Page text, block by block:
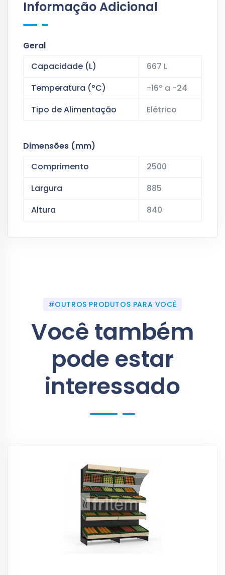
Informação Adicional
Geral
Capacidade (L)
667 L
Temperatura (ºC)
-16º a -24
Tipo de Alimentação
Elétrico
Dimensões (mm)
Comprimento
2500
Largura
885
Altura
840
#OUTROS PRODUTOS PARA VOCÊ
Você também
pode estar
interessado